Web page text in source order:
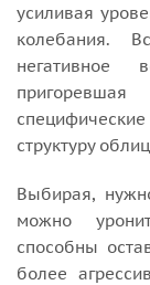
усиливая
колебания.
негативное
структуру
Выбирая,
можно
способны
более